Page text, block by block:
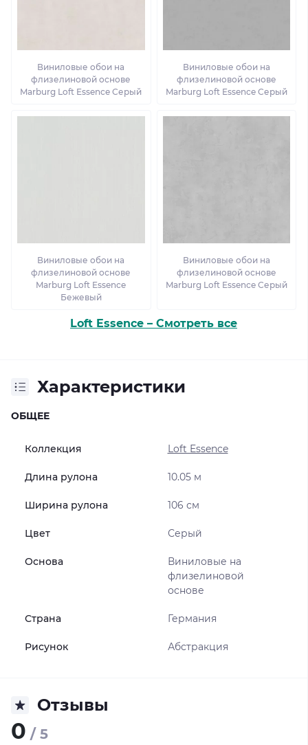
Виниловые обои на
флизелиновой основе
Marburg Loft Essence Серый
Виниловые обои на
флизелиновой основе
Marburg Loft Essence Серый
Виниловые обои на
флизелиновой основе
Marburg Loft Essence
Бежевый
Виниловые обои на
флизелиновой основе
Marburg Loft Essence Серый
Loft Essence – Смотреть все
Характеристики
ОБЩЕЕ
Коллекция Loft Essence
Длина рулона 10.05 м
Ширина рулона 106 см
Цвет Серый
Основа
Виниловые на
флизелиновой
основе
Страна Германия
Рисунок Абстракция
Отзывы
0 / 5